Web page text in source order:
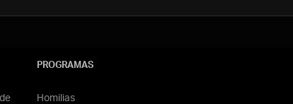
PROGRAMAS
Homilias